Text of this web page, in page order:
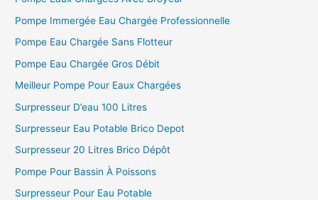
Pompe Immergée Eau Chargée Professionnelle
Pompe Eau Chargée Sans Flotteur
Pompe Eau Chargée Gros Débit
Meilleur Pompe Pour Eaux Chargées
Surpresseur D’eau 100 Litres
Surpresseur Eau Potable Brico Depot
Surpresseur 20 Litres Brico Dépôt
Pompe Pour Bassin À Poissons
Surpresseur Pour Eau Potable